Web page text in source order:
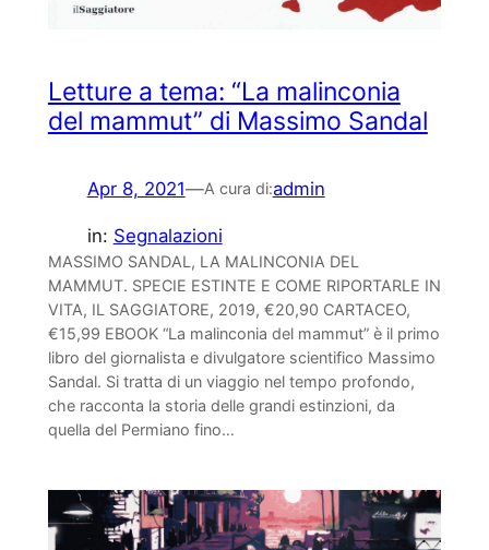
Letture a tema: “La malinconia
del mammut” di Massimo Sandal
Apr 8, 2021—A cura di:admin
in: Segnalazioni
MASSIMO SANDAL, LA MALINCONIA DEL
MAMMUT. SPECIE ESTINTE E COME RIPORTARLE IN
VITA, IL SAGGIATORE, 2019, €20,90 CARTACEO,
€15,99 EBOOK “La malinconia del mammut” è il primo
libro del giornalista e divulgatore scientifico Massimo
Sandal. Si tratta di un viaggio nel tempo profondo,
che racconta la storia delle grandi estinzioni, da
quella del Permiano fino…